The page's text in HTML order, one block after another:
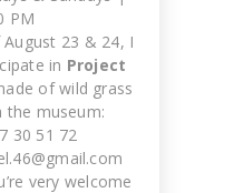
PM
23 & 24, I
in Project
of wild grass
the museum:
30 51 72
very welcome